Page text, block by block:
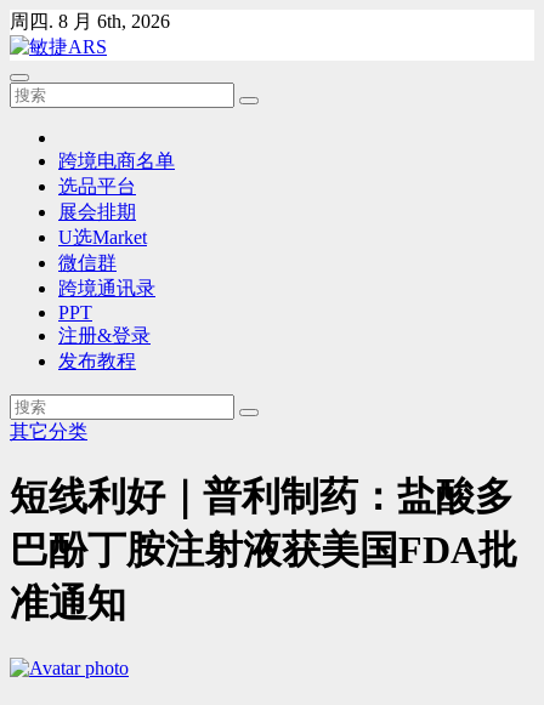
Skip
to
content
周四. 8 月 6th, 2026
跨境电商名单
选品平台
展会排期
U选Market
微信群
跨境通讯录
PPT
注册&登录
发布教程
其它分类
短线利好｜普利制药：盐酸多
巴酚丁胺注射液获美国FDA批
准通知